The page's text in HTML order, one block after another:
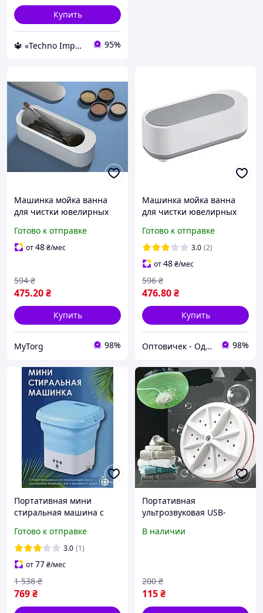
Купить
🔱 «Techno Imperia» Компетентность! Качество товара! Быстрая отправка! ✅ 95%
Машинка мойка ванна
для чистки ювелирных
Готово к отправке
от48₴/мес
475.20₴
594 ₴
Купить
MyTorg 98%
Машинка мойка ванна
для чистки ювелирных
Хіт продажу!
Готово к отправке
3.0 (2)
от48₴/мес
476.80₴
596 ₴
Купить
Оптовичек - Одесса 98%
Портативная мини
стиральная машина с
детей Ультразвуковая
машинка для стирки
Готово к отправке
3.0 (1)
от77₴/мес
769₴
1 538 ₴
Портативная
ультрозвуковая USB-
2
В наличии
115₴
200 ₴